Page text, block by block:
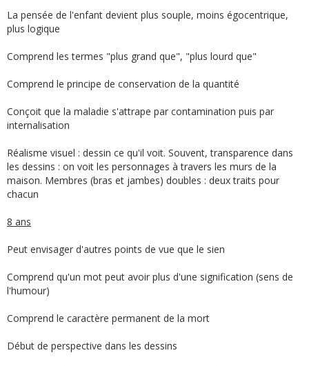
La pensée de l'enfant devient plus souple, moins égocentrique,
plus logique
Comprend les termes "plus grand que", "plus lourd que"
Comprend le principe de conservation de la quantité
Conçoit que la maladie s'attrape par contamination puis par
internalisation
Réalisme visuel : dessin ce qu'il voit. Souvent, transparence dans
les dessins : on voit les personnages à travers les murs de la
maison. Membres (bras et jambes) doubles : deux traits pour
chacun
8 ans
Peut envisager d'autres points de vue que le sien
Comprend qu'un mot peut avoir plus d'une signification (sens de
l'humour)
Comprend le caractère permanent de la mort
Début de perspective dans les dessins